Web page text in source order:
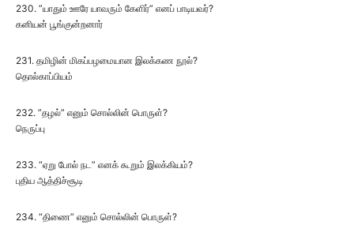
230. ”யாதும் ஊரே யாவரும் கேளிர்” எனப் பாடியவர்?
கனியன் பூங்குன்றனார்
231. தமிழின் மிகப்பழமையான இலக்கண நூல்?
தொல்காப்பியம்
232. ”தழல்” எனும் சொல்லின் பொருள்?
நெருப்பு
233. “ஏறு போல் நட” எனக் கூறும் இலக்கியம்?
புதிய ஆத்திச்சூடி
234. “திணை” எனும் சொல்லின் பொருள்?